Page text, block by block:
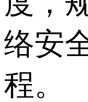
络安
程。